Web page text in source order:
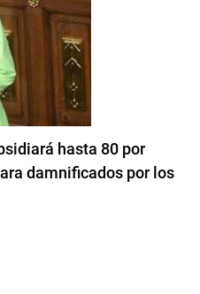
hasta 80 por
damnificados por los